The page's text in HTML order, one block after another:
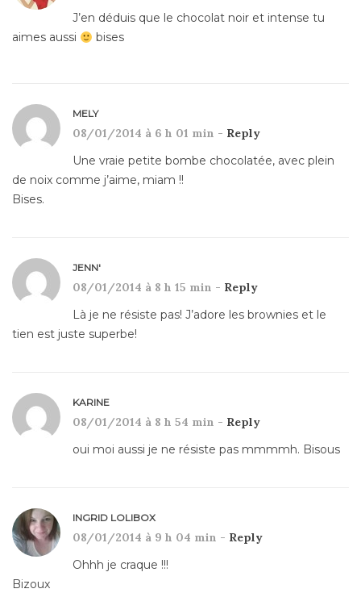
J’en déduis que le chocolat noir et intense tu
aimes aussi
bises
MELY
08/01/2014 à 6 h 01 min - Reply
Une vraie petite bombe chocolatée, avec plein
de noix comme j’aime, miam !!
Bises.
JENN'
08/01/2014 à 8 h 15 min - Reply
Là je ne résiste pas! J’adore les brownies et le
tien est juste superbe!
KARINE
08/01/2014 à 8 h 54 min - Reply
oui moi aussi je ne résiste pas mmmmh. Bisous
INGRID LOLIBOX
08/01/2014 à 9 h 04 min - Reply
Ohhh je craque !!!
Bizoux